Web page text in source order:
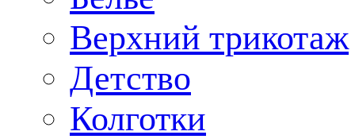
Верхний трикотаж
Детство
Колготки